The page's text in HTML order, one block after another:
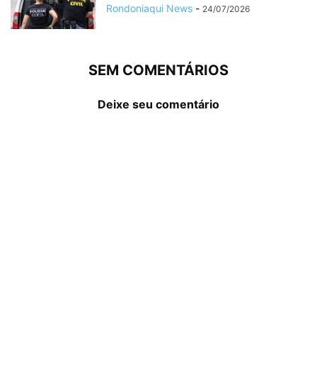
Rondoniaqui News - 24/07/2026
SEM COMENTÁRIOS
Deixe seu comentário